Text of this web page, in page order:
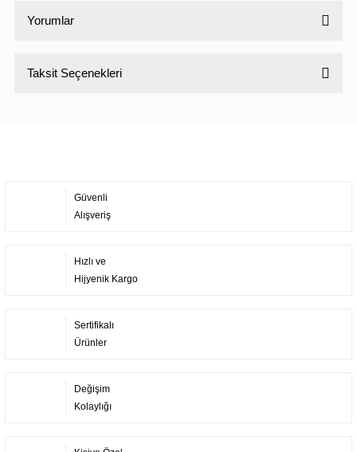
Yorumlar
Taksit Seçenekleri
Güvenli
Alışveriş
Hızlı ve
Hijyenik Kargo
Sertifikalı
Ürünler
Değişim
Kolaylığı